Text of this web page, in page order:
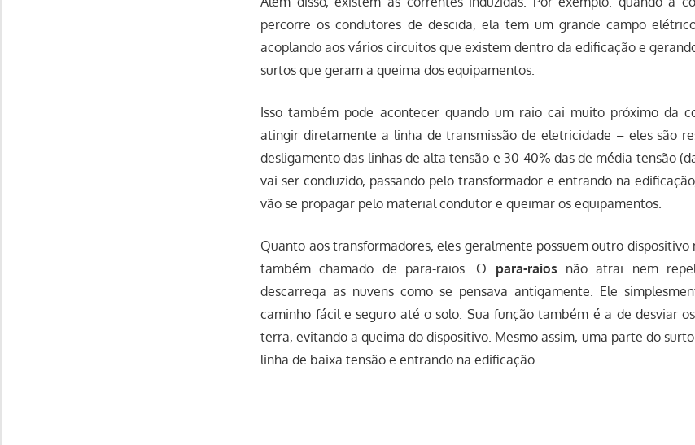
percorre os condutores de descida, ela tem um grande campo
acoplando aos vários circuitos que existem dentro da edificação e
surtos que geram a queima dos equipamentos.
Isso também pode acontecer quando um raio cai muito próximo da
atingir diretamente a linha de transmissão de eletricidade – eles são
desligamento das linhas de alta tensão e 30-40% das de média tensão
vai ser conduzido, passando pelo transformador e entrando na
vão se propagar pelo material condutor e queimar os equipamentos.
Quanto aos transformadores, eles geralmente possuem outro
também chamado de para-raios. O para-raios não atrai nem
descarrega as nuvens como se pensava antigamente. Ele
caminho fácil e seguro até o solo. Sua função também é a de desviar
terra, evitando a queima do dispositivo. Mesmo assim, uma parte do
linha de baixa tensão e entrando na edificação.